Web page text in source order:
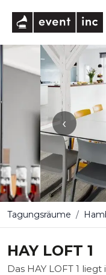
‹
Tagungsräume
HAY LOFT 1
Das HAY LOFT 1